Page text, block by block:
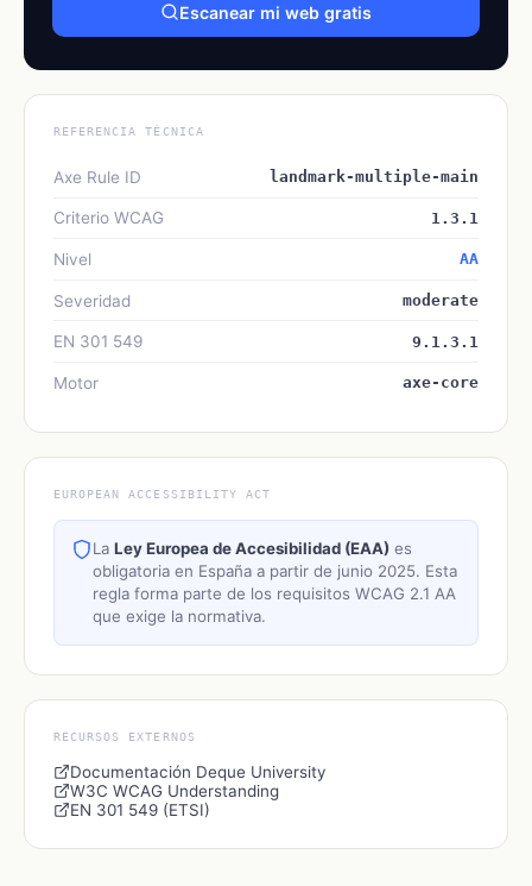
Escanear mi web gratis
REFERENCIA TÉCNICA
Axe Rule ID landmark-multiple-main
Criterio WCAG 1.3.1
Nivel AA
Severidad moderate
EN 301 549 9.1.3.1
Motor axe-core
EUROPEAN ACCESSIBILITY ACT
LaLey Europea de Accesibilidad (EAA) es
obligatoria en España a partir de junio 2025. Esta
regla forma parte de los requisitos WCAG 2.1 AA
que exige la normativa.
RECURSOS EXTERNOS
Documentación Deque University
W3C WCAG Understanding
EN 301 549 (ETSI)